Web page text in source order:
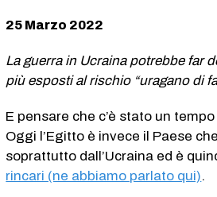
25 Marzo 2022
La guerra in Ucraina potrebbe far
più esposti al rischio “uragano di
E pensare che c’è stato un
Oggi l’Egitto è invece il Paese
soprattutto dall’Ucraina ed è
rincari (ne abbiamo parlato qui).